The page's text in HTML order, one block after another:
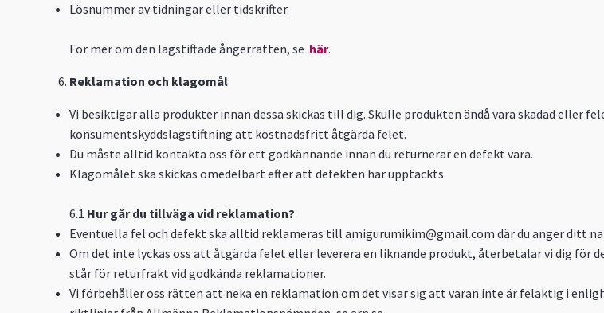
Lösnummer av tidningar eller tidskrifter.
För mer om den lagstiftade ångerrätten, se här.
Reklamation och klagomål
Vi besiktigar alla produkter innan dessa skickas till dig. Skulle produkten ändå vara skadad eller
konsumentskyddslagstiftning att kostnadsfritt åtgärda felet.
Du måste alltid kontakta oss för ett godkännande innan du returnerar en defekt vara.
Klagomålet ska skickas omedelbart efter att defekten har upptäckts.
6.1 Hur går du tillväga vid reklamation?
Eventuella fel och defekt ska alltid reklameras till amigurumikim@gmail.com där du anger ditt
Om det inte lyckas oss att åtgärda felet eller leverera en liknande produkt, återbetalar vi dig för
står för returfrakt vid godkända reklamationer.
Vi förbehåller oss rätten att neka en reklamation om det visar sig att varan inte är felaktig i